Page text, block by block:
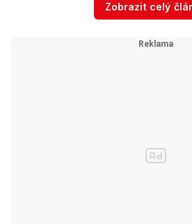
"Hasiči se v členitém lesním
Příčina lesního požáru není
jasná a na spáleništi proto
Zobrazit celý